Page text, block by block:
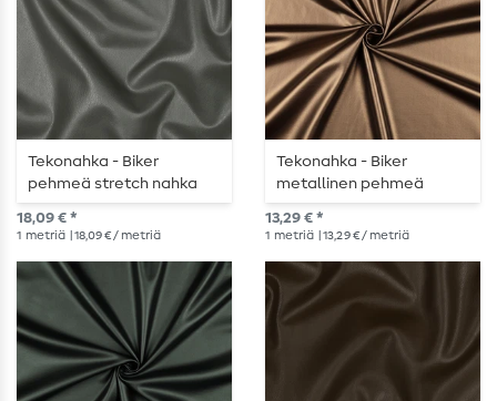
Tekonahka - Biker
pehmeä stretch nahka
armeijanvihreä
18,09 € *
1 metriä | 18,09 € / metriä
Tekonahka - Biker
metallinen pehmeä
joustava pronssi
13,29 € *
1 metriä | 13,29 € / metriä